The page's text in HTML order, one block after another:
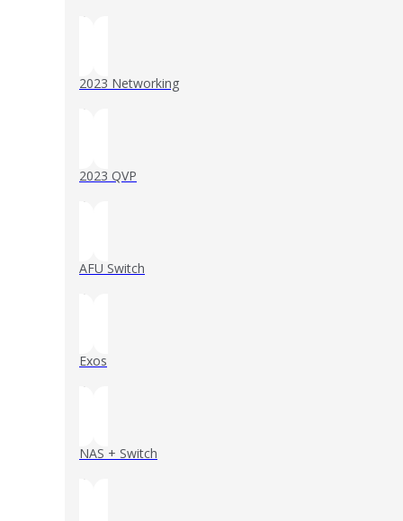
()
2023 Networking
()
2023 QVP
()
AFU Switch
()
Exos
()
NAS + Switch
()